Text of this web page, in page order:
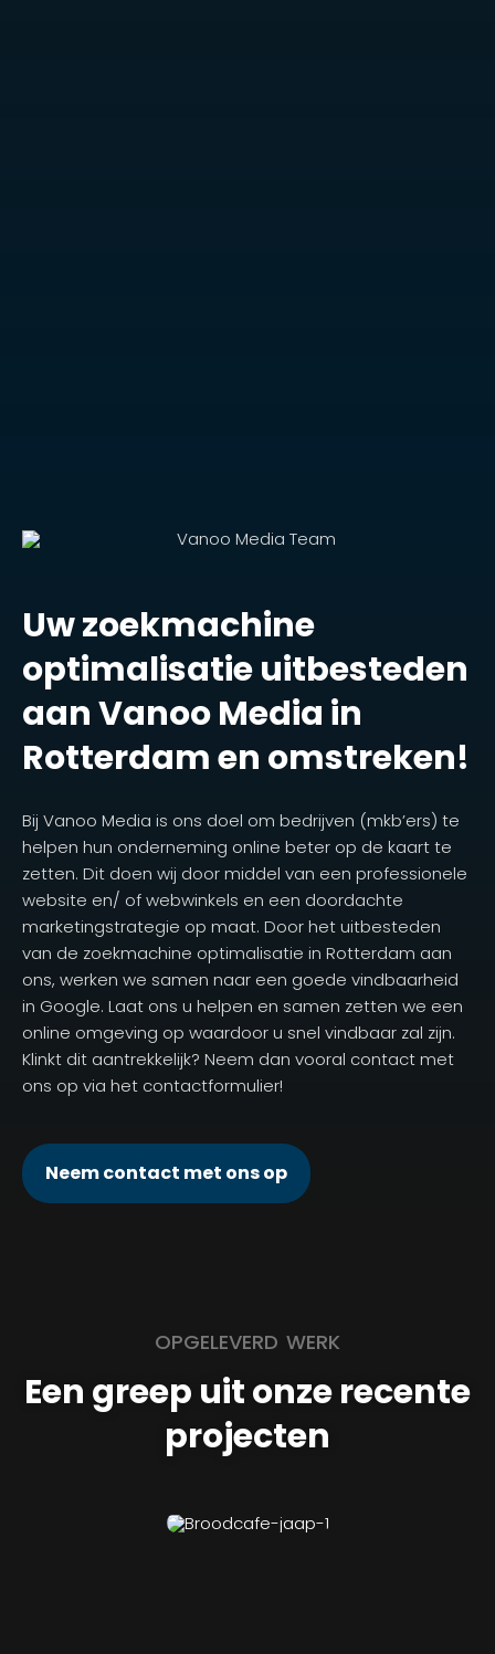
Uw zoekmachine
optimalisatie uitbesteden
aan Vanoo Media in
Rotterdam en omstreken!
Bij Vanoo Media is ons doel om bedrijven (mkb’ers) te
helpen hun onderneming online beter op de kaart te
zetten. Dit doen wij door middel van een professionele
website en/ of webwinkels en een doordachte
marketingstrategie op maat. Door het uitbesteden
van de zoekmachine optimalisatie in Rotterdam aan
ons, werken we samen naar een goede vindbaarheid
in Google. Laat ons u helpen en samen zetten we een
online omgeving op waardoor u snel vindbaar zal zijn.
Klinkt dit aantrekkelijk? Neem dan vooral contact met
ons op via het contactformulier!
Neem contact met ons op
OPGELEVERD WERK
Een greep uit onze recente
projecten